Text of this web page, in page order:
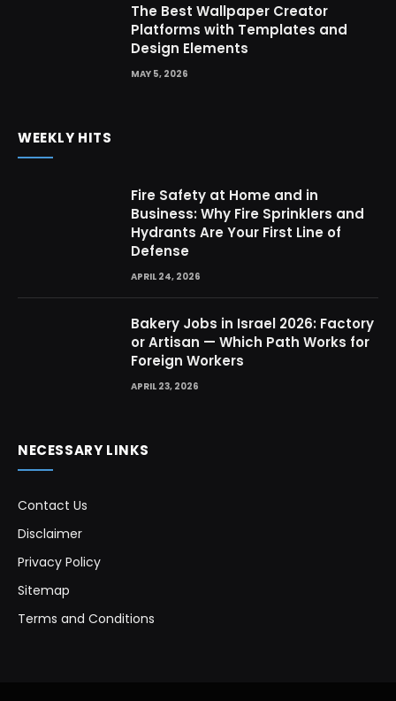
The Best Wallpaper Creator
Platforms with Templates and
Design Elements
MAY 5, 2026
WEEKLY HITS
Fire Safety at Home and in
Business: Why Fire Sprinklers and
Hydrants Are Your First Line of
Defense
APRIL 24, 2026
Bakery Jobs in Israel 2026: Factory
or Artisan — Which Path Works for
Foreign Workers
APRIL 23, 2026
NECESSARY LINKS
Contact Us
Disclaimer
Privacy Policy
Sitemap
Terms and Conditions